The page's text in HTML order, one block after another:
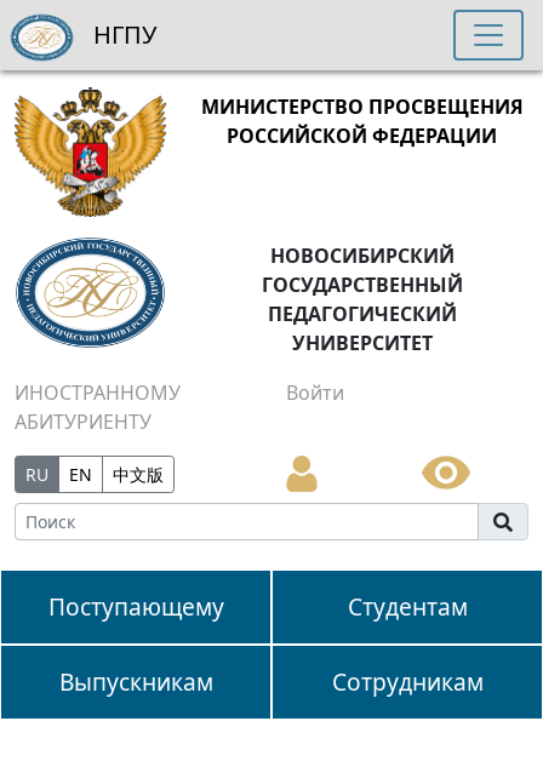
МИНИСТЕРСТВО ПРОСВЕЩЕНИЯ
РОССИЙСКОЙ ФЕДЕРАЦИИ
НОВОСИБИРСКИЙ
ГОСУДАРСТВЕННЫЙ
ПЕДАГОГИЧЕСКИЙ
УНИВЕРСИТЕТ
ИНОСТРАННОМУ
АБИТУРИЕНТУ
Войти
RU EN 中文版
Поступающему Студентам
Выпускникам Сотрудникам
НГПУ